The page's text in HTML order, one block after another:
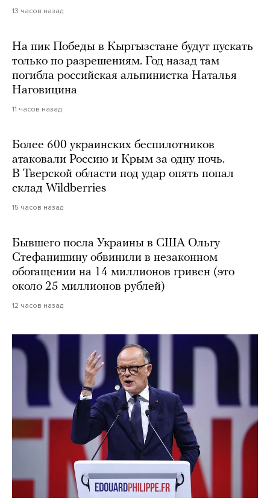
13 часов назад
На пик Победы в Кыргызстане будут пускать
только по разрешениям. Год назад там
погибла российская альпинистка Наталья
Наговицина
11 часов назад
Более 600 украинских беспилотников
атаковали Россию и Крым за одну ночь.
В Тверской области под удар опять попал
склад Wildberries
15 часов назад
Бывшего посла Украины в США Ольгу
Стефанишину обвинили в незаконном
обогащении на 14 миллионов гривен (это
около 25 миллионов рублей)
12 часов назад